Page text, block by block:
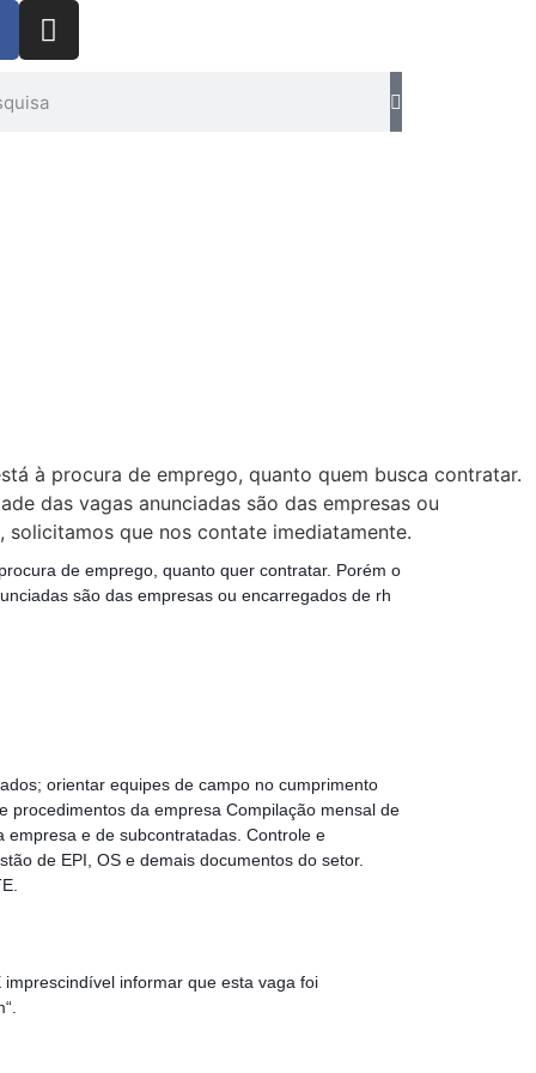
à procura de emprego, quanto quem busca contratar.
das vagas anunciadas são das empresas ou
que nos contate imediatamente.
de emprego, quanto quer contratar. Porém o
são das empresas ou encarregados de rh
orientar equipes de campo no cumprimento
procedimentos da empresa Compilação mensal de
empresa e de subcontratadas. Controle e
de EPI, OS e demais documentos do setor.
informar que esta vaga foi